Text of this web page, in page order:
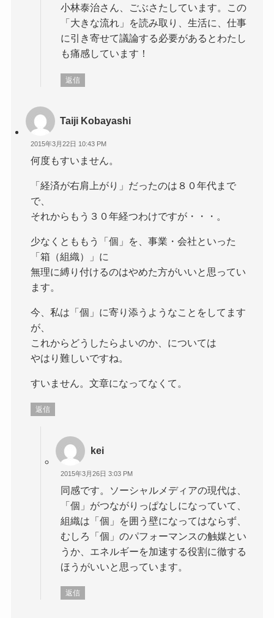
小林泰治さん、ごぶさたしています。この
「大きな流れ」を読み取り、生活に、仕事
に引き寄せて議論する必要があるとわたし
も痛感しています！
返信
Taiji Kobayashi
2015年3月22日 10:43 PM
何度もすいません。
「経済が右肩上がり」だったのは８０年代まで
で、
それからもう３０年経つわけですが・・・。
少なくとももう「個」を、事業・会社といった
「箱（組織）」に
無理に縛り付けるのはやめた方がいいと思ってい
ます。
今、私は「個」に寄り添うようなことをしてます
が、
これからどうしたらよいのか、については
やはり難しいですね。
すいません。文章になってなくて。
返信
kei
2015年3月26日 3:03 PM
同感です。ソーシャルメディアの現代は、
「個」がつながりっぱなしになっていて、
組織は「個」を囲う壁になってはならず、
むしろ「個」のパフォーマンスの触媒とい
うか、エネルギーを加速する役割に徹する
ほうがいいと思っています。
返信